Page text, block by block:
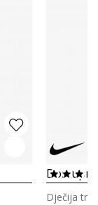
Dječija